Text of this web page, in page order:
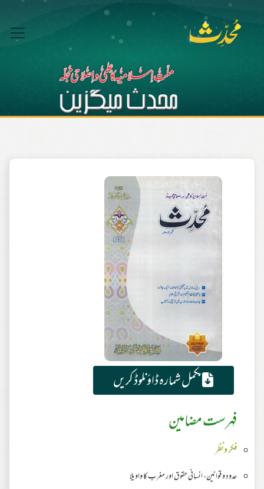
مکمل شمارہ ڈاؤنلوڈ کریں
فہرست مضامین
فکر ونظر
حدود و قوانین، انسانی حقوق اور مغرب کا واویلا